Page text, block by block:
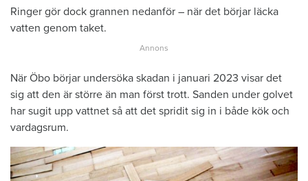
Ringer gör dock grannen nedanför – när det börjar läcka
vatten genom taket.
När Öbo börjar undersöka skadan i januari 2023 visar det
sig att den är större än man först trott. Sanden under golvet
har sugit upp vattnet så att det spridit sig in i både kök och
vardagsrum.